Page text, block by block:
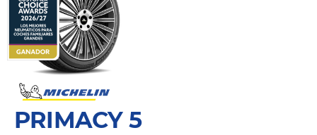
PRIMACY 5